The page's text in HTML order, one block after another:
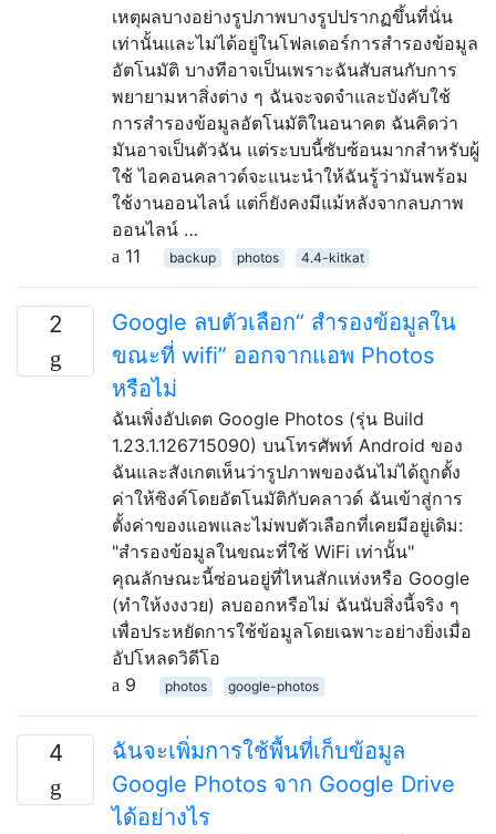
เหตุผลบางอย่างรูปภาพบางรูปปรากฏขึ้นที่นั่น
เท่านั้นและไม่ได้อยู่ในโฟลเดอร์การสำรองข้อมูล
อัตโนมัติ บางทีอาจเป็นเพราะฉันสับสนกับการ
พยายามหาสิ่งต่าง ๆ ฉันจะจดจำและบังคับใช้
การสำรองข้อมูลอัตโนมัติในอนาคต ฉันคิดว่า
มันอาจเป็นตัวฉัน แต่ระบบนี้ซับซ้อนมากสำหรับผู้
ใช้ ไอคอนคลาวด์จะแนะนำให้ฉันรู้ว่ามันพร้อม
ใช้งานออนไลน์ แต่ก็ยังคงมีแม้หลังจากลบภาพ
ออนไลน์ …
11
backup photos 4.4-kitkat
2
Google ลบตัวเลือก“ สำรองข้อมูลใน
ขณะที่ wifi” ออกจากแอพ Photos
หรือไม่
ฉันเพิ่งอัปเดต Google Photos (รุ่น Build
1.23.1.126715090) บนโทรศัพท์ Android ของ
ฉันและสังเกตเห็นว่ารูปภาพของฉันไม่ได้ถูกตั้ง
ค่าให้ซิงค์โดยอัตโนมัติกับคลาวด์ ฉันเข้าสู่การ
ตั้งค่าของแอพและไม่พบตัวเลือกที่เคยมีอยู่เดิม:
"สำรองข้อมูลในขณะที่ใช้ WiFi เท่านั้น"
คุณลักษณะนี้ซ่อนอยู่ที่ไหนสักแห่งหรือ Google
(ทำให้งงงวย) ลบออกหรือไม่ ฉันนับสิ่งนี้จริง ๆ
เพื่อประหยัดการใช้ข้อมูลโดยเฉพาะอย่างยิ่งเมื่อ
อัปโหลดวิดีโอ
9
photos google-photos
4
ฉันจะเพิ่มการใช้พื้นที่เก็บข้อมูล
Google Photos จาก Google Drive
ได้อย่างไร